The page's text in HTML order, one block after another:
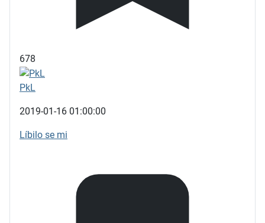
678
PkL
2019-01-16 01:00:00
Líbilo se mi